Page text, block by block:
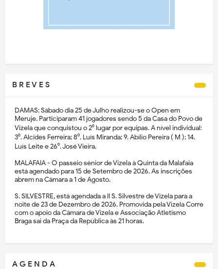
B R E V E S
DAMAS: Sábado dia 25 de Julho realizou-se o Open em
Meruje. Participaram 41 jogadores sendo 5 da Casa do Povo de
Vizela que conquistou o 2⁰ lugar por equipas. A nível individual:
3⁰. Alcides Ferreira; 8⁰. Luís Miranda; 9. Abílio Pereira ( M ); 14.
Luís Leite e 26⁰. José Vieira.
MALAFAIA - O passeio sénior de Vizela à Quinta da Malafaia
está agendado para 15 de Setembro de 2026. As inscrições
abrem na Câmara a 1 de Agosto.
S. SILVESTRE, está agendada a II S. Silvestre de Vizela para a
noite de 23 de Dezembro de 2026. Promovida pela Vizela Corre
com o apoio da Câmara de Vizela e Associação Atletismo
Braga sai da Praça da República às 21 horas.
A G E N D A